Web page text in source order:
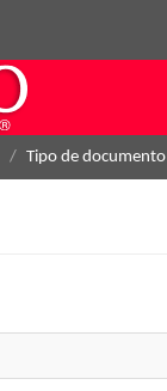
Tipo de documento